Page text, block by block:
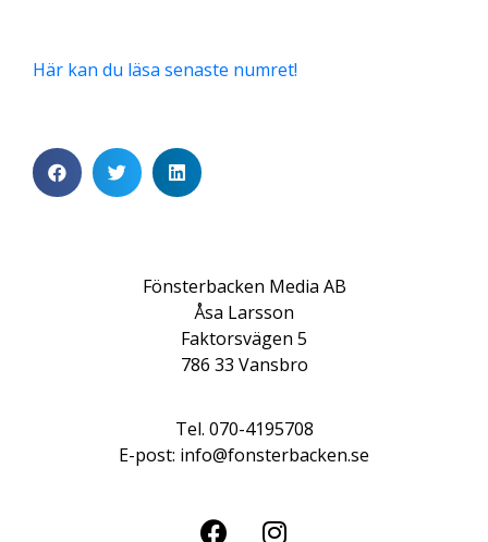
Här kan du läsa senaste numret!
Fönsterbacken Media AB
Åsa Larsson
Faktorsvägen 5
786 33 Vansbro
Tel. 070-4195708
E-post: info@fonsterbacken.se